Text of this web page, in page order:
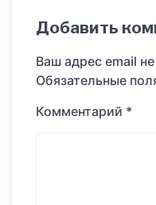
Добавить
Ваш адрес email
Обязательные
Комментарий *